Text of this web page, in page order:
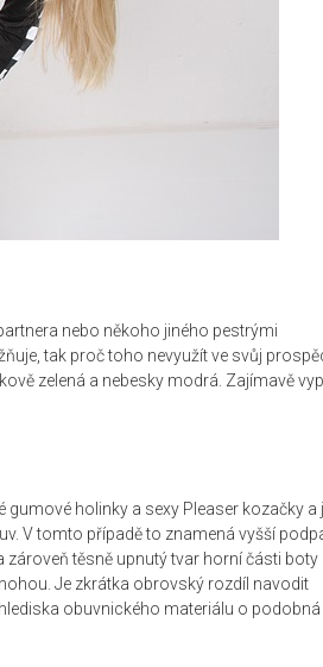
nebo někoho jiného pestrými
tak proč toho nevyužít ve svůj
zelená a nebesky modrá. Zajímavě
holinky a sexy Pleaser kozačky a
V tomto případě to znamená vyšší
těsně upnutý tvar horní části boty
Je zkrátka obrovský rozdíl navodit
obuvnického materiálu o podobná